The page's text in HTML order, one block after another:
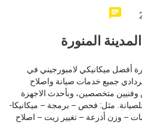
المنورة
أفضل ميكانيكي لامبورجيني في
جميع خدمات صيانة واصلاح
وفنيين متخصصين، وبأحدث الاجهزة
مثل: فحص – برمجة – ميكانيكا-
– وزن أذرعة – تغيير زيت – اصلاح